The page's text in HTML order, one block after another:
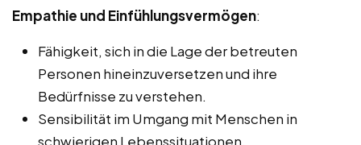
Empathie und Einfühlungsvermögen:
Fähigkeit, sich in die Lage der betreuten
Personen hineinzuversetzen und ihre
Bedürfnisse zu verstehen.
Sensibilität im Umgang mit Menschen in
schwierigen Lebenssituationen.